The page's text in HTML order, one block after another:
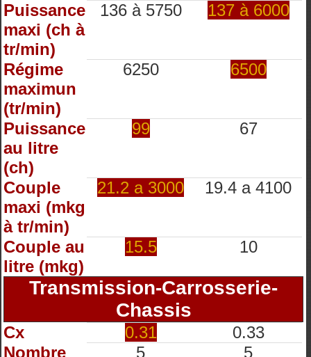
Puissance
maxi (ch à
tr/min)
136 à 5750 137 à 6000
Régime
maximun
(tr/min)
6250 6500
Puissance
au litre
(ch)
99 67
Couple
maxi (mkg
à tr/min)
21.2 a 3000 19.4 a 4100
Couple au
litre (mkg)
15.5 10
Transmission-Carrosserie-
Chassis
Cx 0.31
0.33
Nombre
5 5